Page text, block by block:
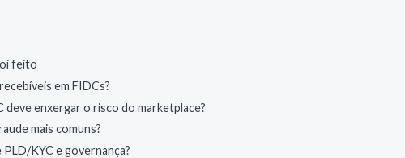
feito
em FIDCs?
deve enxergar o risco do marketplace?
mais comuns?
KYC e governança?